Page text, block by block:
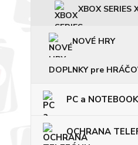
XBOX SERIES
NOVÉ HRY
DOPLNKY pre
PC a
OCHRANA